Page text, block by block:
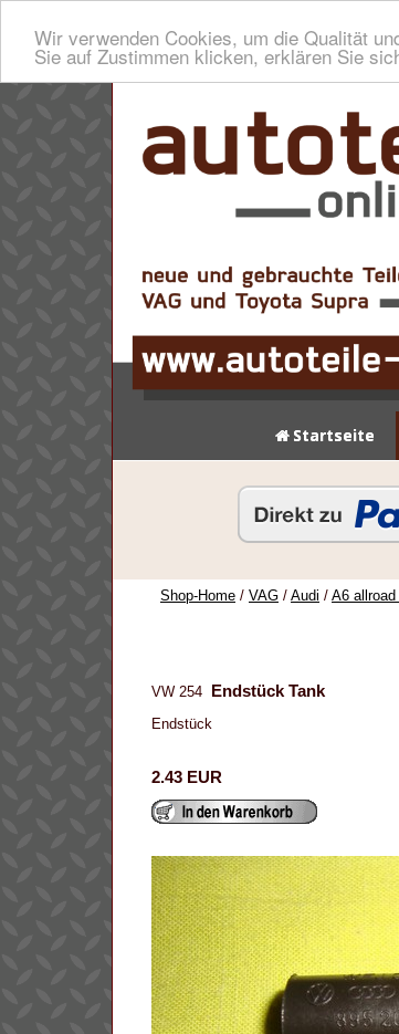
Wir verwenden Cookies, um die Qualität
Sie auf Zustimmen klicken, erklären Sie
Startseite
Shop-Home / VAG / Audi / A6
VW 254 Endstück Tank
Endstück
2.43 EUR